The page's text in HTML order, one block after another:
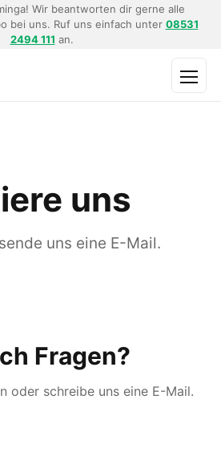
Wir beantworten dir gerne alle
bei uns. Ruf uns einfach unter 08531
2494 111 an.
uns
uns eine E-Mail.
Fragen?
oder schreibe uns eine E-Mail.